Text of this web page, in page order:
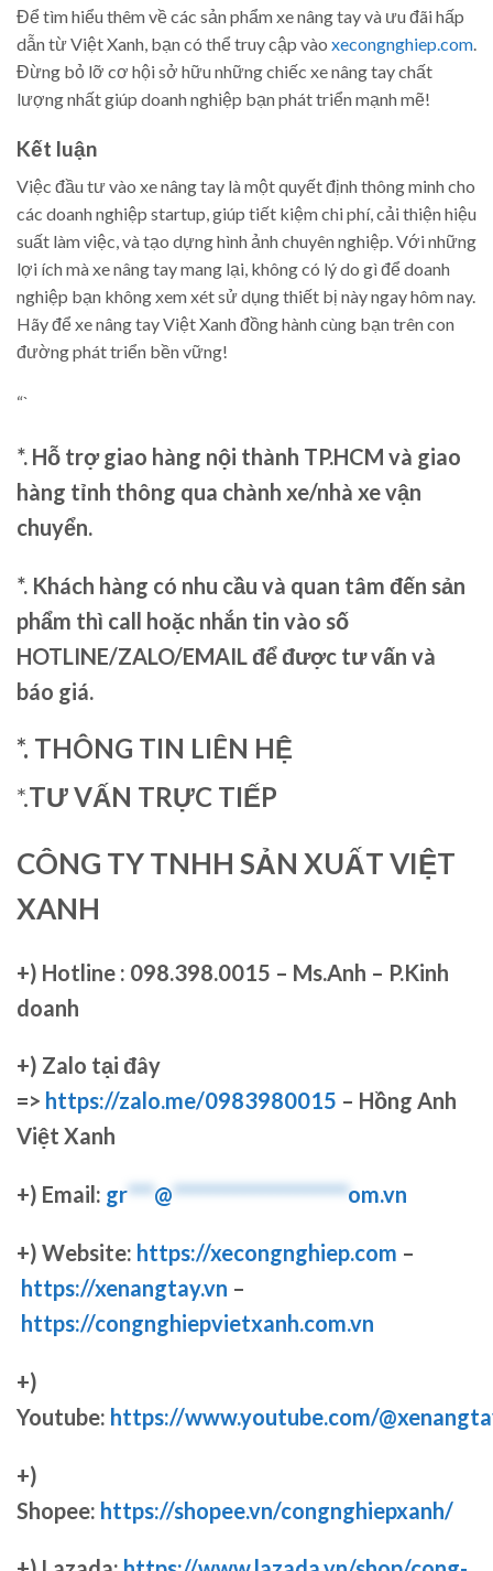
Để tìm hiểu thêm về các sản phẩm xe nâng tay và ưu đãi hấp
dẫn từ Việt Xanh, bạn có thể truy cập vào xecongnghiep.com
Đừng bỏ lỡ cơ hội sở hữu những chiếc xe nâng tay chất
lượng nhất giúp doanh nghiệp bạn phát triển mạnh mẽ!
Kết luận
Việc đầu tư vào xe nâng tay là một quyết định thông minh cho
các doanh nghiệp startup, giúp tiết kiệm chi phí, cải thiện hiệu
suất làm việc, và tạo dựng hình ảnh chuyên nghiệp. Với những
lợi ích mà xe nâng tay mang lại, không có lý do gì để doanh
nghiệp bạn không xem xét sử dụng thiết bị này ngay hôm nay.
Hãy để xe nâng tay Việt Xanh đồng hành cùng bạn trên con
đường phát triển bền vững!
“`
*. Hỗ trợ giao hàng nội thành TP.HCM và giao
hàng tỉnh thông qua chành xe/nhà xe vận
chuyển.
*. Khách hàng có nhu cầu và quan tâm đến sản
phẩm thì call hoặc nhắn tin vào số
HOTLINE/ZALO/EMAIL để được tư vấn và
báo giá.
*. THÔNG TIN LIÊN HỆ
*.TƯ VẤN TRỰC TIẾP
CÔNG TY TNHH SẢN XUẤT VIỆT
XANH
+) Hotline : 098.398.0015 – Ms.Anh – P.Kinh
doanh
+) Zalo tại đây
=> https://zalo.me/0983980015 – Hồng Anh
Việt Xanh
+) Email: gr***@********************om.vn
+) Website: https://xecongnghiep.com –
https://xenangtay.vn –
https://congnghiepvietxanh.com.vn
+)
Youtube: https://www.youtube.com/
+)
Shopee: https://shopee.vn/congnghiepxanh/